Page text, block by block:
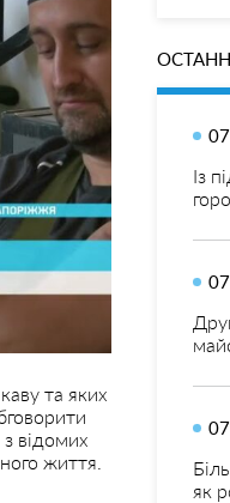
та яких
відомих
життя.
Із
як